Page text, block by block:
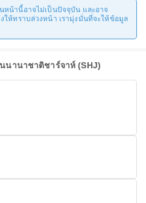
หน้านี้อาจไม่เป็นปัจจุบัน และอาจ
ให้ทราบล่วงหน้า เรามุ่งมั่นที่จะให้ข้อมูล
นานาชาติชาร์จาห์ (SHJ)